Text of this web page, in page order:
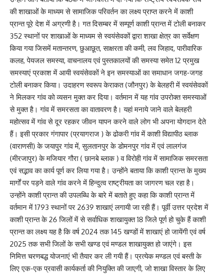
की शाखाओं के माध्यम से सामाजिक परिवर्तन का लक्ष्य प्राप्त करने में काशी
प्रान्त पूरे देश में अग्रणी है। गत दिसम्बर में सम्पूर्ण काशी प्रान्त में टोली बनाकर
352 स्थानों पर शाखाओं के माध्यम से स्वयंसेवकों द्वारा शाखा क्षेत्र का सर्वेक्षण
किया गया जिसमें मतान्तरण, छुआछूत, साक्षरता की कमी, लव जिहाद, पारीवारिक
कलह, पेयजल समस्या, वाचनालय एवं पुस्तकालयों की समस्या समेत 12 प्रमुख
समस्याएं प्रकाश में आयी स्वयंसेवकों ने इन समस्याओं का समाधान जगह-जगह
टोली बनाकर किया। उदाहरण स्वरूप केराकत (जौनपुर) के बेलहरी में स्वयंसेवकों
ने मिलकर गांव को व्यसन मुक्त कर दिया। वर्तमान में यह गांव उपरोक्त समस्याओं
से मुक्त है। गांव में समरसता का वातावरण है। यहां मनाये जाने वाले बेलहरी
महोत्सव में गांव से दूर रहकर जीवन यापन करने वाले लोग भी अपना योगदान देते
हैं। इसी प्रकार गंगापार (प्रयागराज ) के ढोकरी गांव में काशी विद्यापीठ ब्लाक
(वाराणसी) के जयापुर गांव में, सुलतानपुर के डोमनपुर गांव में एवं लालगंज
(मीरजापुर) के मजियार गौरा ( छानबे ब्लाक ) व विरोही गांव में सामाजिक समरसता
एवं सद्भाव का कार्य पूर्ण कर लिया गया है। उन्होंने बताया कि काशी प्रान्त के मुख्य
मार्गों पर पड़ने वाले गांव करने में हिन्दुत्व राष्ट्रीयता का जागरण चल रहा है।
उन्होंने काशी प्रान्त की उपलब्धि के बारे में बताते हुए कहा कि काशी प्रान्त में
वर्तमान में 1793 स्थानों पर 2639 शाखाएं लगायी जा रही हैं। पूर्वी उत्तर प्रदेश में
काशी प्रान्त के 26 जिलों में से सर्वाधिक शाखायुक्त 18 जिले पूर्ण हो चुके हैं काशी
प्रान्त का लक्ष्य यह है कि वर्ष 2024 तक 145 खण्डों में शाखाएं हो जायेंगी एवं वर्ष
2025 तक सभी जिलों के सभी खण्ड एवं मण्डल शाखायुक्त हो जाएंगे। इस
निमित्त चरणबद्ध योजनाएं भी तैयार कर ली गयी हैं। प्रत्येक मण्डल एवं बस्ती के
लिए एक-एक प्रवासी कार्यकर्ता की नियुक्ति की जाएगी, जो शाखा विस्तार के लिए